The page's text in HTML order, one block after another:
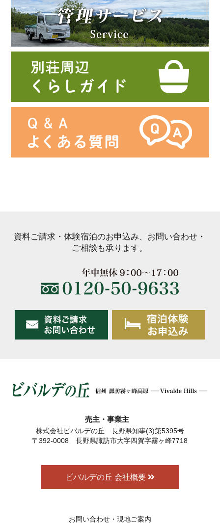
資料ご請求・体験宿泊のお申込み、お問い合わせ・
ご相談も承ります。
売主・事業主
株式会社ビバルデの丘 長野県知事(3)第5395号
〒392-0008 長野県諏訪市大字四賀字霧ヶ峰7718
ビバルデの丘 会社概要
お問い合わせ・現地ご案内